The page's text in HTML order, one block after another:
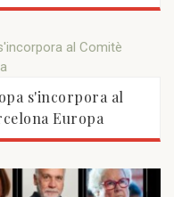
s'incorpora al
Europa